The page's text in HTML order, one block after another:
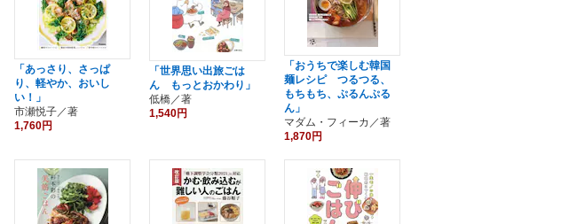
「あっさり、さっぱ
り、軽やか、おいし
い！」
市瀬悦子／著
1,760円
「世界思い出旅ごは
ん もっとおかわり」
低橋／著
1,540円
「おうちで楽しむ韓国
麺レシピ つるつる、
もちもち、ぷるんぷる
ん」
マダム・フィーカ／著
1,870円